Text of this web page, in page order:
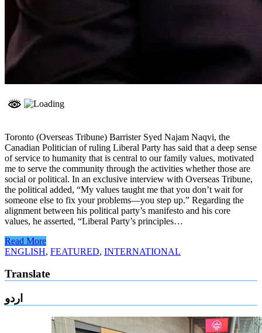
Toronto (Overseas Tribune) Barrister Syed Najam Naqvi, the
Canadian Politician of ruling Liberal Party has said that a deep sense
of service to humanity that is central to our family values, motivated
me to serve the community through the activities whether those are
social or political. In an exclusive interview with Overseas Tribune,
the political added, “My values taught me that you don’t wait for
someone else to fix your problems—you step up.” Regarding the
alignment between his political party’s manifesto and his core
values, he asserted, “Liberal Party’s principles…
Read More
ENGLISH, FEATURED, INTERNATIONAL
Translate
اردو